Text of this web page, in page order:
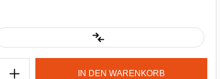
IN DEN WARENKORB